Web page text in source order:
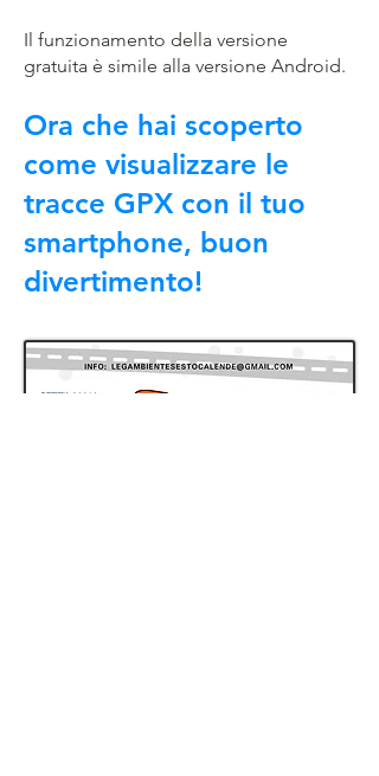
Il funzionamento della versione
gratuita è simile alla versione Android.
Ora che hai scoperto
come visualizzare le
tracce GPX con il tuo
smartphone, buon
divertimento!